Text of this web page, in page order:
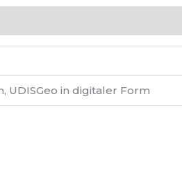
UDISGeo in digitaler Form